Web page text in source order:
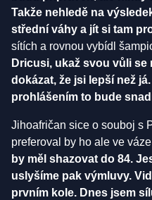
Takže nehledě na
střední váhy a jít si tam
sítích a rovnou vybídl
Dricusi, ukaž svou vůli se
dokázat, že jsi lepší než
prohlášením to bude
Jihoafričan sice o souboj s
preferoval by ho ale ve
by měl shazovat do 84.
uslyšíme pak výmluvy.
prvním kole. Dnes jsem